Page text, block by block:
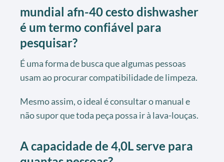
mundial afn-40 cesto dishwasher
é um termo confiável para
pesquisar?
É uma forma de busca que algumas pessoas
usam ao procurar compatibilidade de limpeza.
Mesmo assim, o ideal é consultar o manual e
não supor que toda peça possa ir à lava-louças.
A capacidade de 4,0L serve para